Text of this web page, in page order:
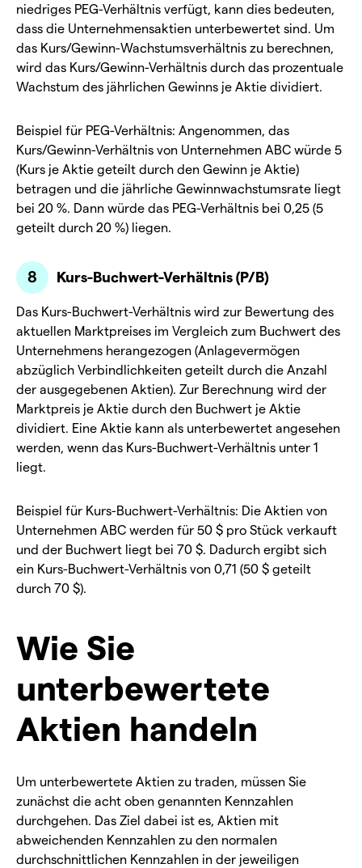
niedriges PEG-Verhältnis verfügt, kann dies bedeuten,
dass die Unternehmensaktien unterbewertet sind. Um
das Kurs/Gewinn-Wachstumsverhältnis zu berechnen,
wird das Kurs/Gewinn-Verhältnis durch das prozentuale
Wachstum des jährlichen Gewinns je Aktie dividiert.
Beispiel für PEG-Verhältnis: Angenommen, das
Kurs/Gewinn-Verhältnis von Unternehmen ABC würde 5
(Kurs je Aktie geteilt durch den Gewinn je Aktie)
betragen und die jährliche Gewinnwachstumsrate liegt
bei 20 %. Dann würde das PEG-Verhältnis bei 0,25 (5
geteilt durch 20 %) liegen.
Kurs-Buchwert-Verhältnis (P/B)
Das Kurs-Buchwert-Verhältnis wird zur Bewertung des
aktuellen Marktpreises im Vergleich zum Buchwert des
Unternehmens herangezogen (Anlagevermögen
abzüglich Verbindlichkeiten geteilt durch die Anzahl
der ausgegebenen Aktien). Zur Berechnung wird der
Marktpreis je Aktie durch den Buchwert je Aktie
dividiert. Eine Aktie kann als unterbewertet angesehen
werden, wenn das Kurs-Buchwert-Verhältnis unter 1
liegt.
Beispiel für Kurs-Buchwert-Verhältnis: Die Aktien von
Unternehmen ABC werden für 50 $ pro Stück verkauft
und der Buchwert liegt bei 70 $. Dadurch ergibt sich
ein Kurs-Buchwert-Verhältnis von 0,71 (50 $ geteilt
durch 70 $).
Wie Sie
unterbewertete
Aktien handeln
Um unterbewertete Aktien zu traden, müssen Sie
zunächst die acht oben genannten Kennzahlen
durchgehen. Das Ziel dabei ist es, Aktien mit
abweichenden Kennzahlen zu den normalen
durchschnittlichen Kennzahlen in der jeweiligen